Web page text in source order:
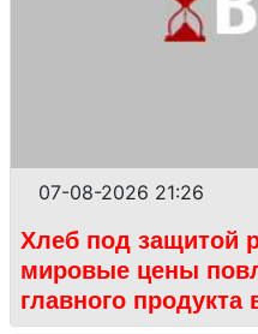
07-08-2026 21:26
Хлеб под защитой
мировые цены
главного